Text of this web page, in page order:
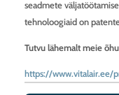
seadmete
tehnoloogiaid on
Tutvu lähemalt meie
https://www.vitalair.ee/